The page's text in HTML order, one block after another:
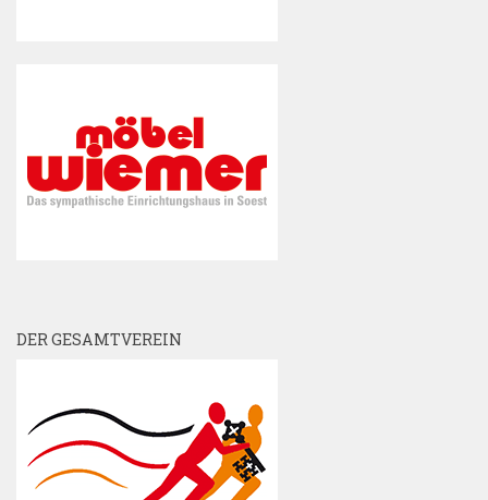
DER GESAMTVEREIN